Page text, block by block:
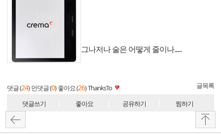
그나저나 술은 어떻게 줄이나.....
댓글 (24) 먼댓글 (0) 좋아요 (26)ThanksTo 글목록
댓글쓰기 좋아요 공유하기 찜하기